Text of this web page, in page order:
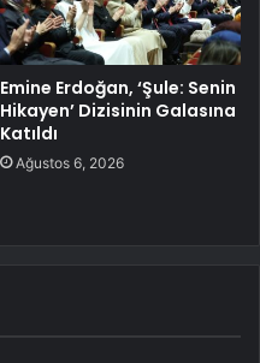
Emine Erdoğan, ‘Şule: Senin
Hikayen’ Dizisinin Galasına
Katıldı
Ağustos 6, 2026